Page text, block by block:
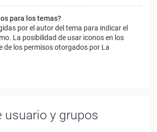
para los temas?
por el autor del tema para indicar el
La posibilidad de usar iconos en los
de los permisos otorgados por La
usuario y grupos